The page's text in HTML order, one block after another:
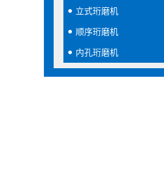
立式珩磨机
顺序珩磨机
内孔珩磨机